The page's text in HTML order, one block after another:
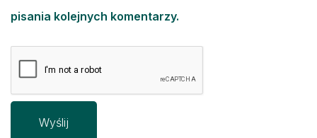
pisania kolejnych komentarzy.